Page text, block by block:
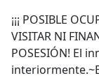
¡¡¡ POSIBLE
VISITAR NI
POSESIÓN! El